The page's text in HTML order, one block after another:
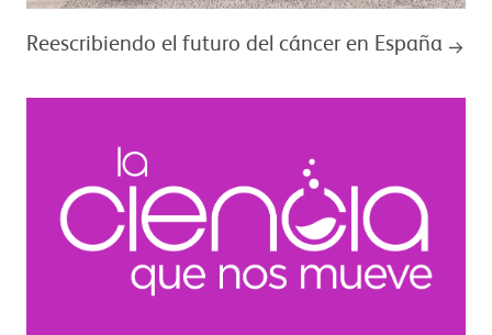
Reescribiendo el futuro del cáncer en España